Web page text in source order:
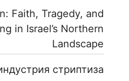
Faith, Tragedy, and
in Israel’s Northern
Landscape
стриптиза